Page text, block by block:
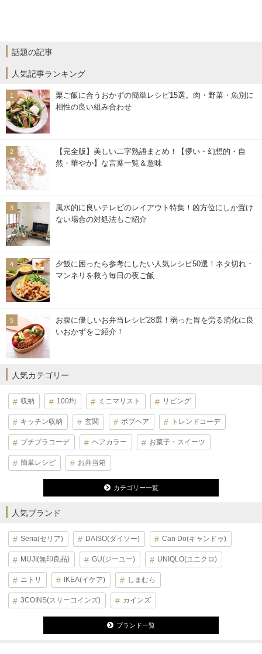
話題の記事
人気記事ランキング
栗ご飯に合うおかずの簡単レシピ15選。肉・野菜・魚別に
相性の良い組み合わせ
【完全版】美しい二字熟語まとめ！【儚い・幻想的・自
然・華やか】な言葉一覧＆意味
風水的に良いテレビのレイアウト特集！凶方位にしか置け
ない場合の対処法もご紹介
夕飯に困ったら参考にしたい人気レシピ50選！ネタ切れ・
マンネリを救う毎日の夜ご飯
お腹に優しいお弁当レシピ28選！弱った胃を労る消化に良
いおかずをご紹介！
人気カテゴリー
収納 100均 ミニマリスト リビング
キッチン収納 玄関 ボブヘア トレンドコーデ
プチプラコーデ ヘアカラー お菓子・スイーツ
簡単レシピ お弁当箱
カテゴリー一覧
人気ブランド
Seria(セリア) DAISO(ダイソー) Can Do(キャンドゥ)
MUJI(無印良品) GU(ジーユー) UNIQLO(ユニクロ)
ニトリ IKEA(イケア) しまむら
3COINS(スリーコインズ) カインズ
ブランド一覧